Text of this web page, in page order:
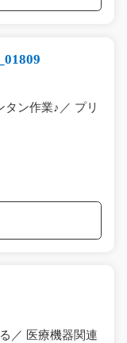
ン作業♪／ プリ
／ 医療機器関連